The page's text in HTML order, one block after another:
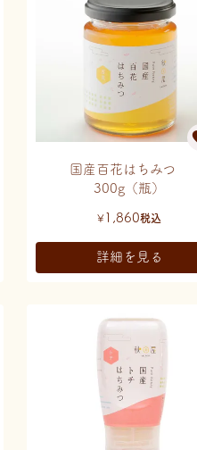
国産百花はちみつ
300g（瓶）
¥1,860税込
詳細を見る